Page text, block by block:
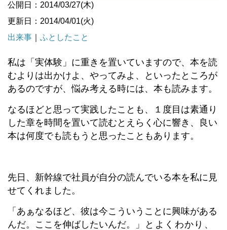
公開日：2014/03/27(木)
更新日：2014/04/01(火)
出来事
ふとしたこと
私は「実体験」に重きを置いていますので、本を読
むよりは出かけよ、やってみよ、といったところが
あるのですが、悩み考える時には、本も読みます。
なるほどと思って実践したことも、１度目は素通り
した章を時間を置いて読むとえらく心に響き、良い
本は何度でも読もうと思ったこともあります。
先日、新幹線で社員が自分の読んでいる本を私に見
せてくれました。
「あぁなるほど、彼は今こういうことに興味がある
んだ。ここを伸ばしたいんだ。
」とよくわかり、